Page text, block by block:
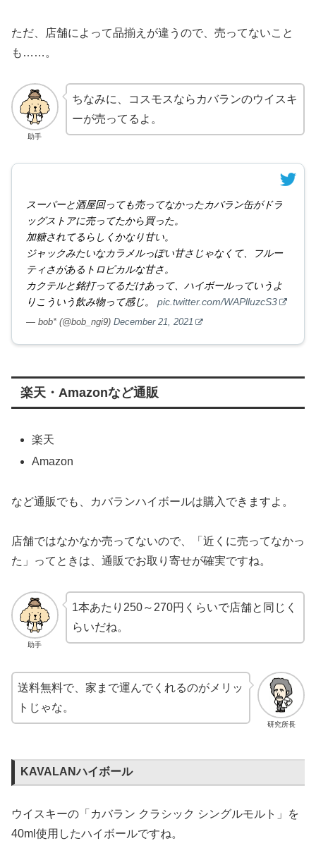
ただ、店舗によって品揃えが違うので、売ってないこと
も……。
助手
ちなみに、コスモスならカバランのウイスキ
ーが売ってるよ。
スーパーと酒屋回っても売ってなかったカバラン缶がドラ
ッグストアに売ってたから買った。
加糖されてるらしくかなり甘い。
ジャックみたいなカラメルっぽい甘さじゃなくて、フルー
ティさがあるトロピカルな甘さ。
カクテルと銘打ってるだけあって、ハイボールっていうよ
りこういう飲み物って感じ。 pic.twitter.com/WAPlluzcS3
— bob* (@bob_ngi9) December 21, 2021
楽天・Amazonなど通販
楽天
Amazon
など通販でも、カバランハイボールは購入できますよ。
店舗ではなかなか売ってないので、「近くに売ってなかっ
た」ってときは、通販でお取り寄せが確実ですね。
助手
1本あたり250～270円くらいで店舗と同じく
らいだね。
研究所長
送料無料で、家まで運んでくれるのがメリッ
トじゃな。
KAVALANハイボール
ウイスキーの「カバラン クラシック シングルモルト」を
40ml使用したハイボールですね。